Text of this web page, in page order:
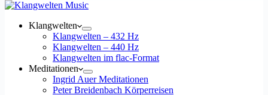
Klangwelten
Klangwelten – 432 Hz
Klangwelten – 440 Hz
Klangwelten im flac-Format
Meditationen
Ingrid Auer Meditationen
Peter Breidenbach Körperreisen